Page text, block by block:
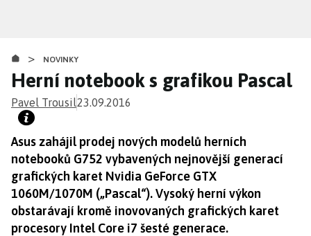
obsahu
> NOVINKY
Herní notebook s grafikou Pascal
Pavel Trousil23.09.2016
Asus zahájil prodej nových modelů herních
notebooků G752 vybavených nejnovější generací
grafických karet Nvidia GeForce GTX
1060M/1070M („Pascal“). Vysoký herní výkon
obstarávají kromě inovovaných grafických karet
procesory Intel Core i7 šesté generace.